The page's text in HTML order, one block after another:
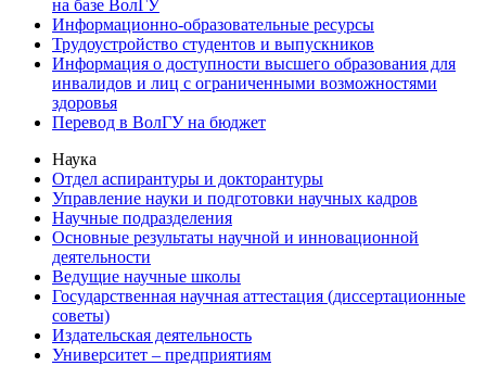
на базе ВолГУ
Информационно-образовательные ресурсы
Трудоустройство студентов и выпускников
Информация о доступности высшего образования для
инвалидов и лиц с ограниченными возможностями
здоровья
Перевод в ВолГУ на бюджет
Наука
Отдел аспирантуры и докторантуры
Управление науки и подготовки научных кадров
Научные подразделения
Основные результаты научной и инновационной
деятельности
Ведущие научные школы
Государственная научная аттестация (диссертационные
советы)
Издательская деятельность
Университет – предприятиям